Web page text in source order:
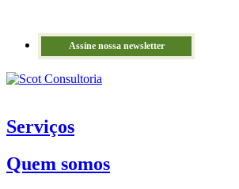
Assine nossa newsletter
Serviços
Quem somos